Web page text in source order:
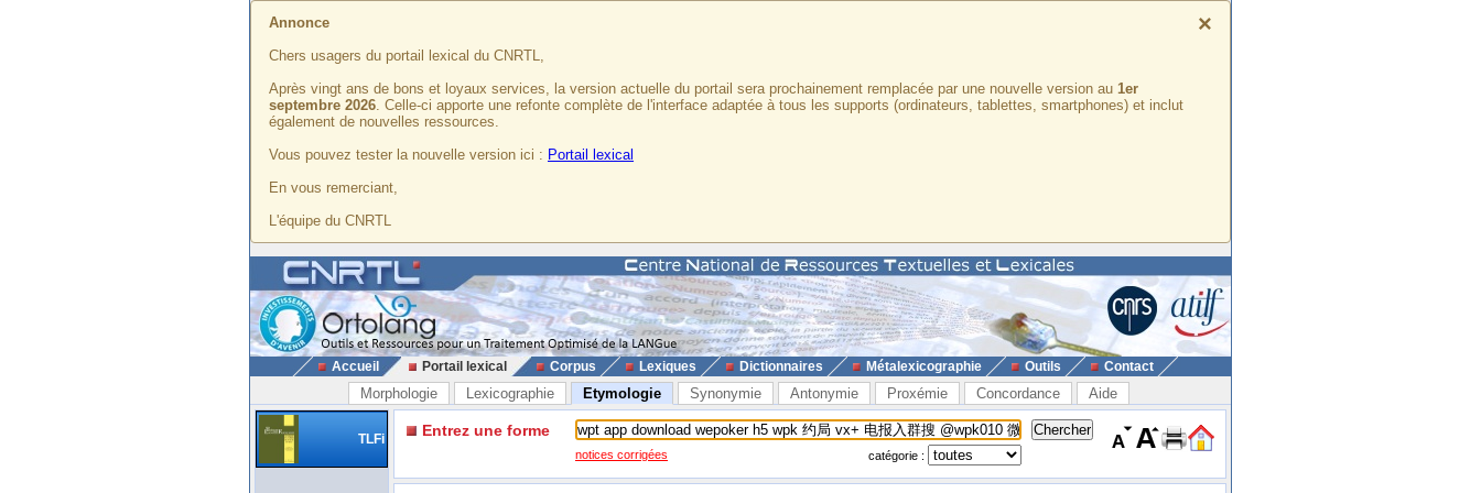
×
Annonce
Chers usagers du portail lexical du CNRTL,
Après vingt ans de bons et loyaux services, la version actuelle du portail sera prochainement remplacée par une nouvelle version au 1er
septembre 2026. Celle-ci apporte une refonte complète de l'interface adaptée à tous les supports (ordinateurs, tablettes, smartphones) et inclut
également de nouvelles ressources.
Vous pouvez tester la nouvelle version ici : Portail lexical
En vous remerciant,
L'équipe du CNRTL
Accueil Portail lexical Corpus Lexiques Dictionnaires Métalexicographie Outils Contact
Morphologie Lexicographie Etymologie Synonymie Antonymie Proxémie Concordance Aide
TLFi Entrez une forme
notices corrigées catégorie :